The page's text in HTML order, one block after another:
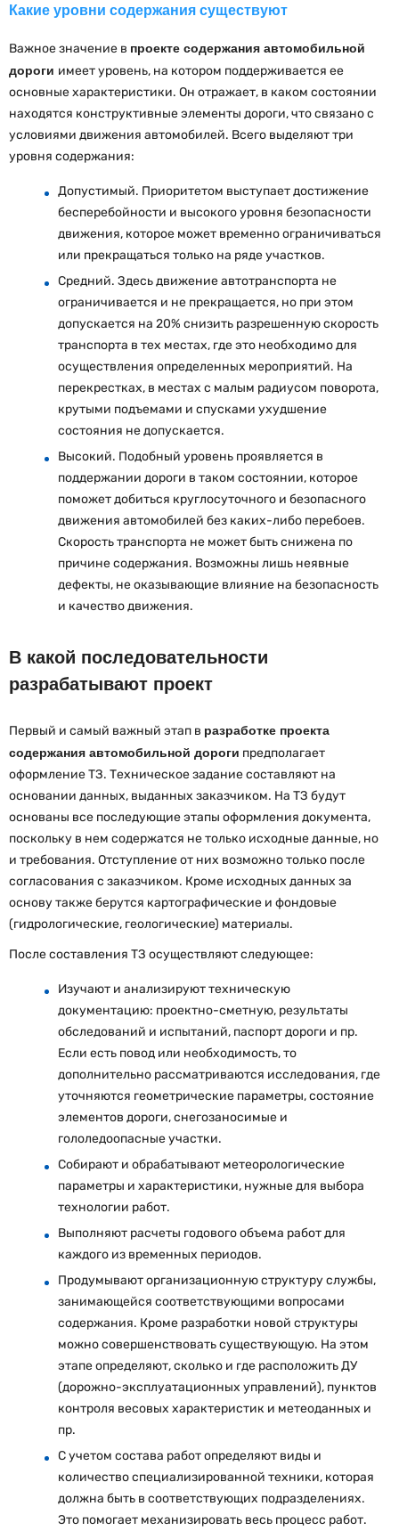
Какие уровни содержания существуют
Важное значение в проекте содержания автомобильной
дороги имеет уровень, на котором поддерживается ее
основные характеристики. Он отражает, в каком состоянии
находятся конструктивные элементы дороги, что связано с
условиями движения автомобилей. Всего выделяют три
уровня содержания:
Допустимый. Приоритетом выступает достижение
бесперебойности и высокого уровня безопасности
движения, которое может временно ограничиваться
или прекращаться только на ряде участков.
Средний. Здесь движение автотранспорта не
ограничивается и не прекращается, но при этом
допускается на 20% снизить разрешенную скорость
транспорта в тех местах, где это необходимо для
осуществления определенных мероприятий. На
перекрестках, в местах с малым радиусом поворота,
крутыми подъемами и спусками ухудшение
состояния не допускается.
Высокий. Подобный уровень проявляется в
поддержании дороги в таком состоянии, которое
поможет добиться круглосуточного и безопасного
движения автомобилей без каких-либо перебоев.
Скорость транспорта не может быть снижена по
причине содержания. Возможны лишь неявные
дефекты, не оказывающие влияние на безопасность
и качество движения.
В какой последовательности
разрабатывают проект
Первый и самый важный этап в разработке проекта
содержания автомобильной дороги предполагает
оформление ТЗ. Техническое задание составляют на
основании данных, выданных заказчиком. На ТЗ будут
основаны все последующие этапы оформления документа,
поскольку в нем содержатся не только исходные данные, но
и требования. Отступление от них возможно только после
согласования с заказчиком. Кроме исходных данных за
основу также берутся картографические и фондовые
(гидрологические, геологические) материалы.
После составления ТЗ осуществляют следующее:
Изучают и анализируют техническую
документацию: проектно-сметную, результаты
обследований и испытаний, паспорт дороги и пр.
Если есть повод или необходимость, то
дополнительно рассматриваются исследования, где
уточняются геометрические параметры, состояние
элементов дороги, снегозаносимые и
гололедоопасные участки.
Собирают и обрабатывают метеорологические
параметры и характеристики, нужные для выбора
технологии работ.
Выполняют расчеты годового объема работ для
каждого из временных периодов.
Продумывают организационную структуру службы,
занимающейся соответствующими вопросами
содержания. Кроме разработки новой структуры
можно совершенствовать существующую. На этом
этапе определяют, сколько и где расположить ДУ
(дорожно-эксплуатационных управлений), пунктов
контроля весовых характеристик и метеоданных и
пр.
С учетом состава работ определяют виды и
количество специализированной техники, которая
должна быть в соответствующих подразделениях.
Это помогает механизировать весь процесс работ.